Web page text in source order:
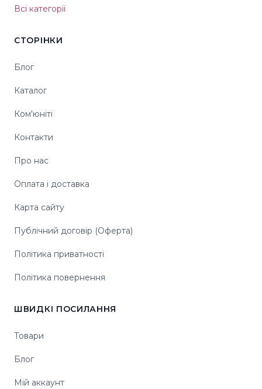
Всі категорії
СТОРІНКИ
Блог
Каталог
Ком'юніті
Контакти
Про нас
Оплата і доставка
Карта сайту
Публічний договір (Оферта)
Політика приватності
Політика повернення
ШВИДКІ ПОСИЛАННЯ
Товари
Блог
Мій аккаунт